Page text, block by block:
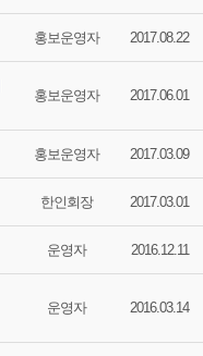
홍보운영자 2017.08.22
홍보운영자 2017.06.01
홍보운영자 2017.03.09
한인회장 2017.03.01
운영자 2016.12.11
운영자 2016.03.14